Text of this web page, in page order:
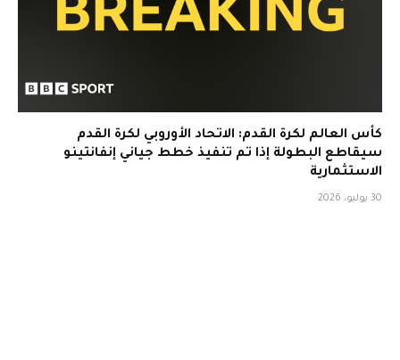
كأس العالم لكرة القدم: الاتحاد الأوروبي لكرة القدم
سيقاطع البطولة إذا تم تنفيذ خطط جياني إنفانتينو
الاستثمارية
30 يوليو، 2026